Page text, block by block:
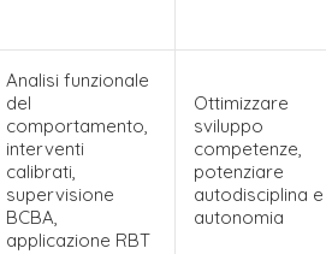
Analisi funzionale
del
comportamento,
interventi
calibrati,
supervisione
BCBA,
applicazione RBT
Ottimizzare
sviluppo
competenze,
potenziare
autodisciplina e
autonomia